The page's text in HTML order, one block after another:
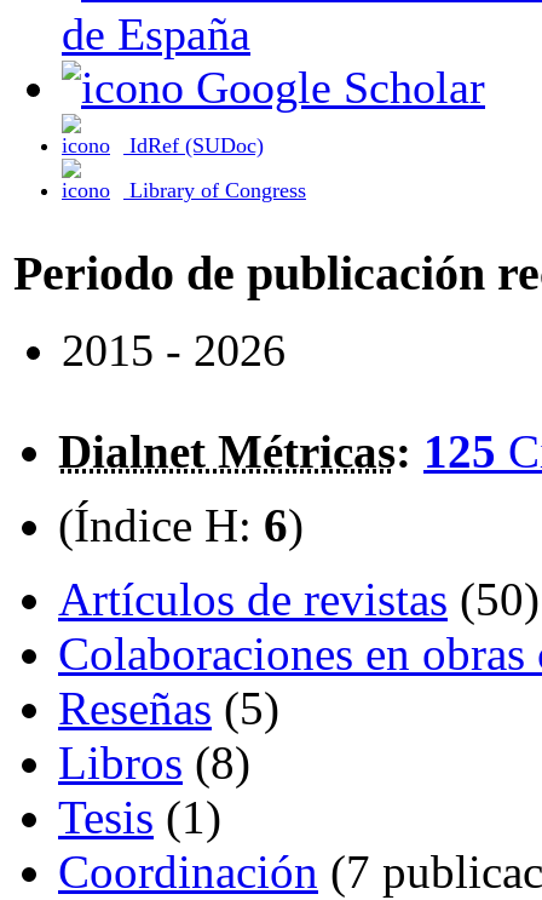
de España
Google Scholar
IdRef (SUDoc)
Library of Congress
Periodo de publicación
2015 - 2026
Dialnet Métricas: 125
(Índice H: 6)
Artículos de revistas (50)
Colaboraciones en
Reseñas (5)
Libros (8)
Tesis (1)
Coordinación (7